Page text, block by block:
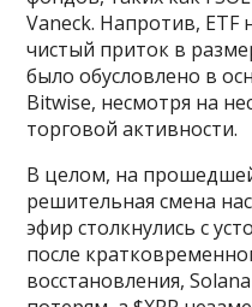
Vaneck. Напротив, ETF
чистый приток в
было обусловлено в
Bitwise, несмотря на
торговой активности.
В целом, на
решительная смена
эфир столкнулись с
после
восстановления,